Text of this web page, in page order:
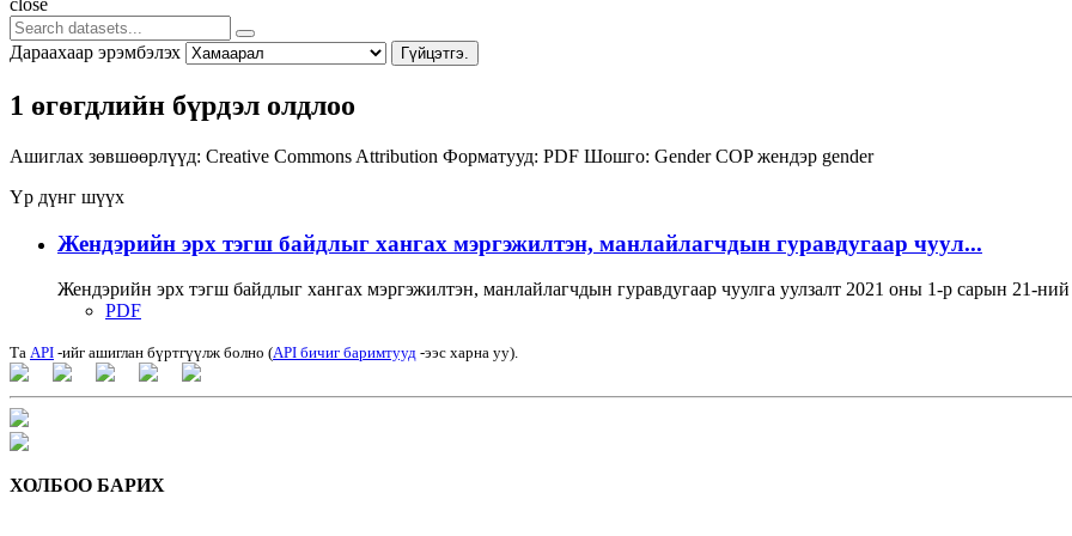
close
Дараахаар эрэмбэлэх Гүйцэтгэ.
1 өгөгдлийн бүрдэл олдлоо
Ашиглах зөвшөөрлүүд: Creative Commons Attribution Форматууд: PDF Шошго: Gender COPжендэр gender
Үр дүнг шүүх
Жендэрийн эрх тэгш байдлыг хангах мэргэжилтэн, манлайлагчдын гуравдугаар чуул...
Жендэрийн эрх тэгш байдлыг хангах мэргэжилтэн, манлайлагчдын гуравдугаар чуулга уулзалт 2021 оны 1-р сарын 21-
PDF
Та API -ийг ашиглан бүртгүүлж болно (API бичиг баримтууд -ээс харна уу).
ХОЛБОО БАРИХ